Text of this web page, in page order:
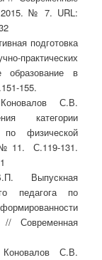
2015. № 7. URL:
подготовка
практических
образование в
155.
С.В.
категории
по физической
С.119-131.
Выпускная
педагога по
// Современная
С.В.